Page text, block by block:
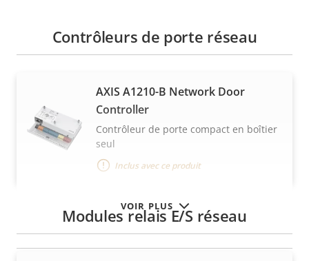
VOIR PLUS
Contrôleurs de porte réseau
AXIS A1210-B Network Door
Controller
Contrôleur de porte compact en boîtier
seul
Inclus avec ce produit
Modules relais E/S réseau